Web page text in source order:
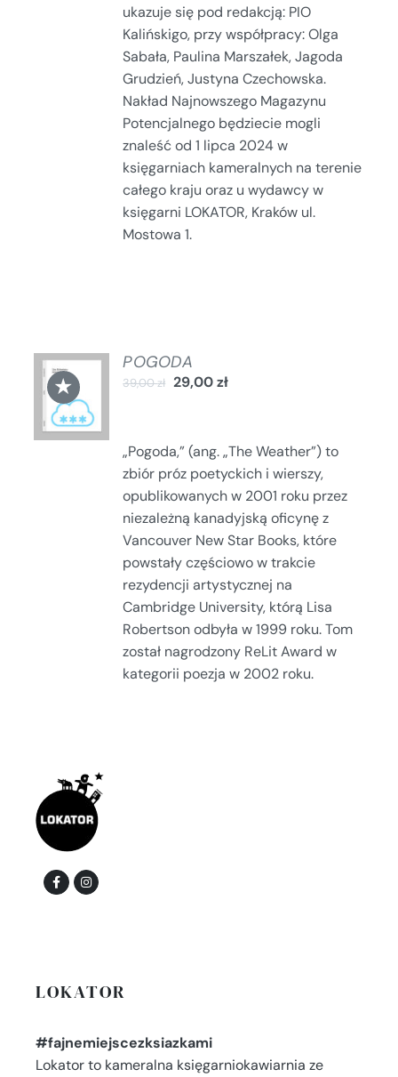
ukazuje się pod redakcją: PIO
Kalińskigo, przy współpracy: Olga
Sabała, Paulina Marszałek, Jagoda
Grudzień, Justyna Czechowska.
Nakład Najnowszego Magazynu
Potencjalnego będziecie mogli
znaleść od 1 lipca 2024 w
księgarniach kameralnych na terenie
całego kraju oraz u wydawcy w
księgarni LOKATOR, Kraków ul.
Mostowa 1.
★
DODAJ
DO
KOSZYKA
/
SZCZEGÓŁY
POGODA
39,00zł 29,00zł
„Pogoda,” (ang. „The Weather”) to
zbiór próz poetyckich i wierszy,
opublikowanych w 2001 roku przez
niezależną kanadyjską oficynę z
Vancouver New Star Books, które
powstały częściowo w trakcie
rezydencji artystycznej na
Cambridge University, którą Lisa
Robertson odbyła w 1999 roku. Tom
został nagrodzony ReLit Award w
kategorii poezja w 2002 roku.
LOKATOR
#fajnemiejscezksiazkami
Lokator to kameralna księgarniokawiarnia ze